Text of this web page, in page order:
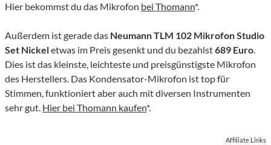
Hier bekommst du das Mikrofon bei Thomann*.
Außerdem ist gerade das Neumann TLM 102 Mikrofon Studio
Set Nickeletwas im Preis gesenkt und du bezahlst689 Euro.
Dies ist das kleinste, leichteste und preisgünstigste Mikrofon
des Herstellers. Das Kondensator-Mikrofon ist top für
Stimmen, funktioniert aber auch mit diversen Instrumenten
sehr gut. Hier bei Thomann kaufen*.
Affiliate Links